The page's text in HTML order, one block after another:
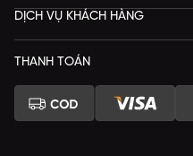
DỊCH VỤ KHÁCH HÀNG
THANH TOÁN